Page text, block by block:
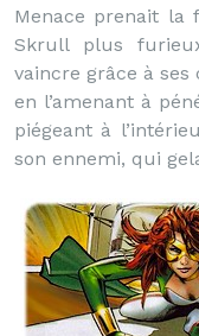
Menace prenait la
Skrull plus
vaincre grâce à
en l’amenant à
piégeant à
son ennemi, qui